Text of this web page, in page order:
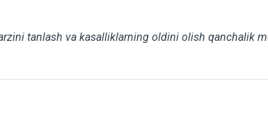
tanlash va kasalliklarning oldini olish qanchalik